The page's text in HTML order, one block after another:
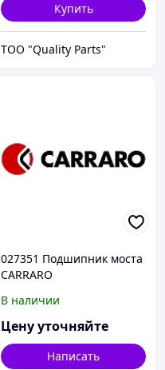
Купить
ТОО "Quality Parts"
027351 Подшипник моста
CARRARO
В наличии
Цену уточняйте
Написать